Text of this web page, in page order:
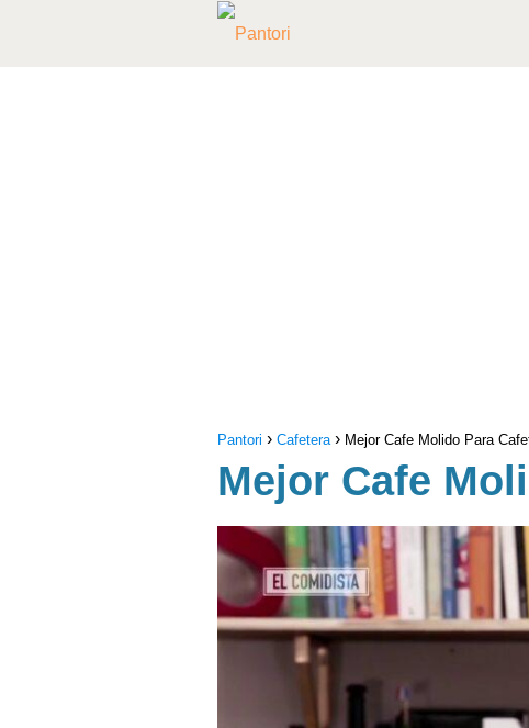
Pantori Cafetera Mejor Cafe Molido Para
Mejor Cafe